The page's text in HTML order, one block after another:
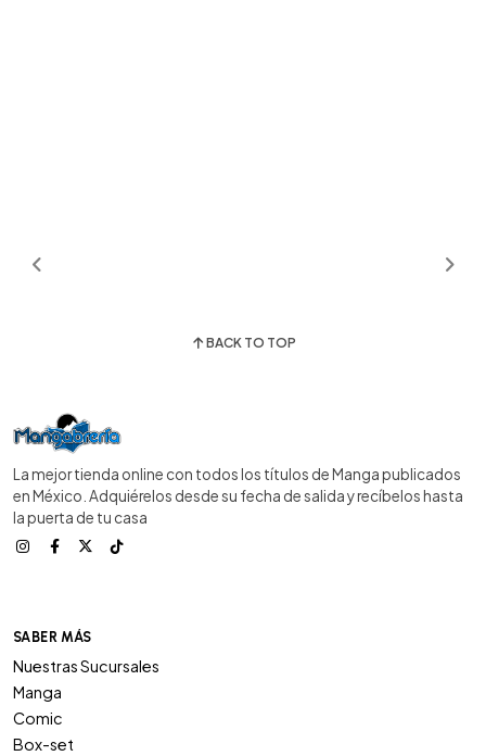
BACK TO TOP
La mejor tienda online con todos los títulos de Manga publicados
en México. Adquiérelos desde su fecha de salida y recíbelos hasta
la puerta de tu casa
SABER MÁS
Nuestras Sucursales
Manga
Comic
Box-set